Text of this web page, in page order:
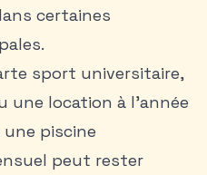
certaines
sport universitaire,
une location à l’année
piscine
peut rester